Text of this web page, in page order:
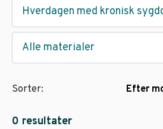
Hverdagen med kronisk
Alle materialer
0 resultater
Sorter: Efter